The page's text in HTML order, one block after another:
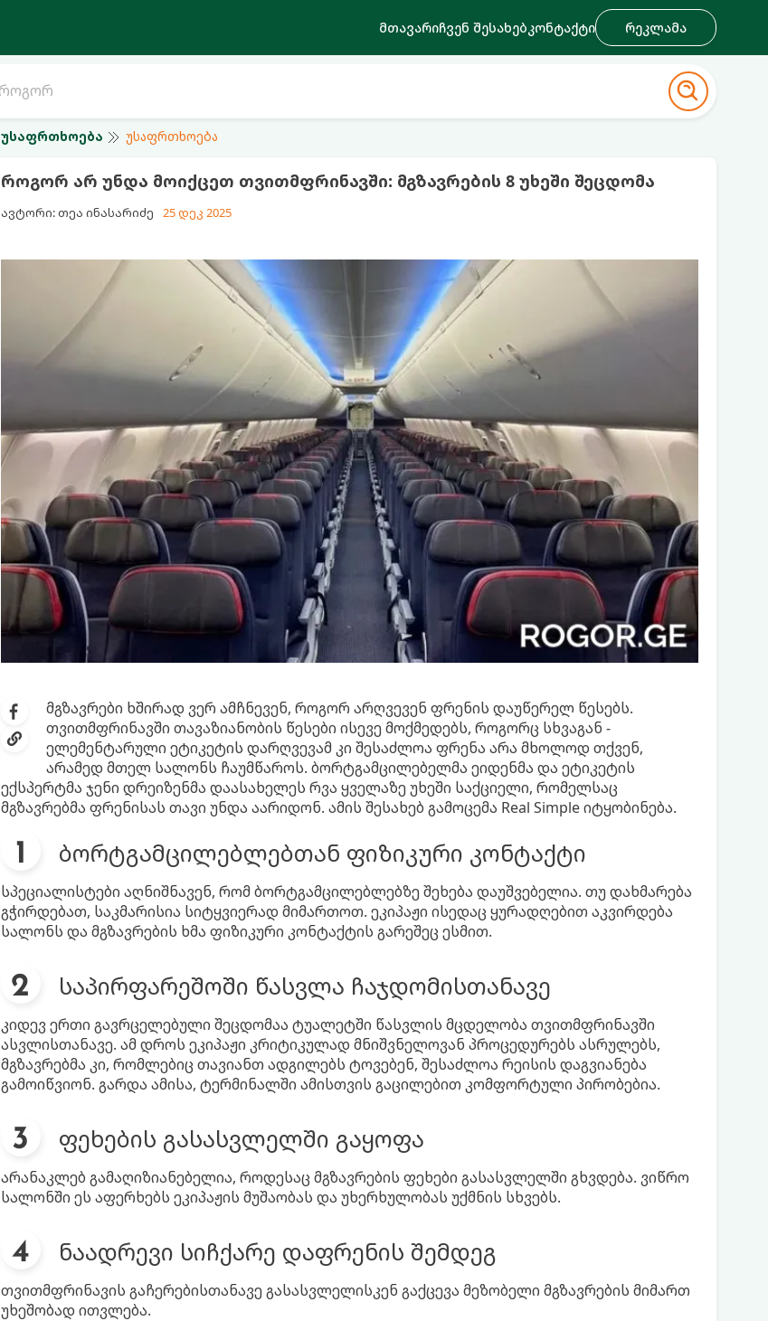
მთავარიჩვენ შესახებკონტაქტი რეკლამა
უსაფრთხოება უსაფრთხოება
როგორ არ უნდა მოიქცეთ თვითმფრინავში: მგზავრების 8 უხეში შეცდომა
ავტორი: თეა ინასარიძე 25 დეკ 2025
მგზავრები ხშირად ვერ ამჩნევენ, როგორ არღვევენ ფრენის დაუწერელ წესებს.
თვითმფრინავში თავაზიანობის წესები ისევე მოქმედებს, როგორც სხვაგან -
ელემენტარული ეტიკეტის დარღვევამ კი შესაძლოა ფრენა არა მხოლოდ თქვენ,
არამედ მთელ სალონს ჩაუმწაროს. ბორტგამცილებელმა ეიდენმა და ეტიკეტის
ექსპერტმა ჯენი დრეიზენმა დაასახელეს რვა ყველაზე უხეში საქციელი, რომელსაც
მგზავრებმა ფრენისას თავი უნდა აარიდონ. ამის შესახებ გამოცემა Real Simple იტყობინება.
ბორტგამცილებლებთან ფიზიკური კონტაქტი
სპეციალისტები აღნიშნავენ, რომ ბორტგამცილებლებზე შეხება დაუშვებელია. თუ დახმარება
გჭირდებათ, საკმარისია სიტყვიერად მიმართოთ. ეკიპაჟი ისედაც ყურადღებით აკვირდება
სალონს და მგზავრების ხმა ფიზიკური კონტაქტის გარეშეც ესმით.
საპირფარეშოში წასვლა ჩაჯდომისთანავე
კიდევ ერთი გავრცელებული შეცდომაა ტუალეტში წასვლის მცდელობა თვითმფრინავში
ასვლისთანავე. ამ დროს ეკიპაჟი კრიტიკულად მნიშვნელოვან პროცედურებს ასრულებს,
მგზავრებმა კი, რომლებიც თავიანთ ადგილებს ტოვებენ, შესაძლოა რეისის დაგვიანება
გამოიწვიონ. გარდა ამისა, ტერმინალში ამისთვის გაცილებით კომფორტული პირობებია.
ფეხების გასასვლელში გაყოფა
არანაკლებ გამაღიზიანებელია, როდესაც მგზავრების ფეხები გასასვლელში გხვდება. ვიწრო
სალონში ეს აფერხებს ეკიპაჟის მუშაობას და უხერხულობას უქმნის სხვებს.
ნაადრევი სიჩქარე დაფრენის შემდეგ
თვითმფრინავის გაჩერებისთანავე გასასვლელისკენ გაქცევა მეზობელი მგზავრების მიმართ
უხეშობად ითვლება.